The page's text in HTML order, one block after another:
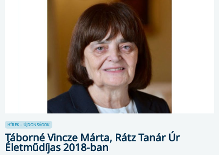
HÍREK – ÚJDONSÁGOK
Táborné Vincze Márta, Rátz Tanár Úr
Életműdíjas 2018-ban